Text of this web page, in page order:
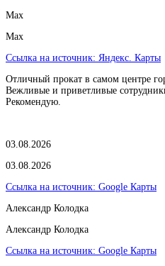
Max
Max
Ссылка на источник: Яндекс. Карты
Отличный прокат в самом центре
Вежливые и приветливые
Рекомендую.
03.08.2026
03.08.2026
Ссылка на источник: Google Карты
Александр Колодка
Александр Колодка
Ссылка на источник: Google Карты